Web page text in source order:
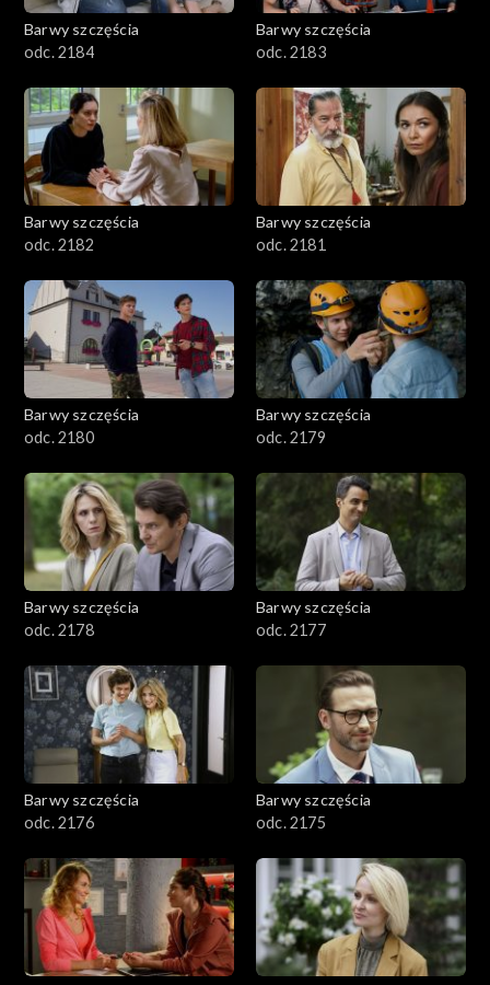
Barwy szczęścia
odc. 2184
Barwy szczęścia
odc. 2183
Barwy szczęścia
odc. 2182
Barwy szczęścia
odc. 2181
Barwy szczęścia
odc. 2180
Barwy szczęścia
odc. 2179
Barwy szczęścia
odc. 2178
Barwy szczęścia
odc. 2177
Barwy szczęścia
odc. 2176
Barwy szczęścia
odc. 2175